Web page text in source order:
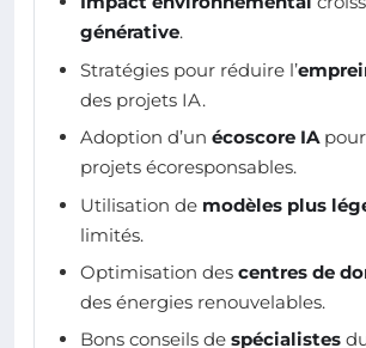
générative.
Stratégies pour réduire l’
des projets IA.
Adoption d’un écoscore IApour
projets écoresponsables.
Utilisation de modèles plus
limités.
Optimisation des centres de
des énergies renouvelables.
Bons conseils de spécialistes